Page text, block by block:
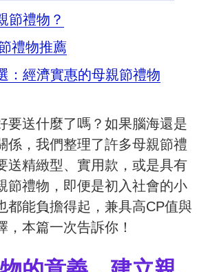
節禮物？
禮物推薦
：經濟實惠的母親節禮物
要送什麼了嗎？如果腦海還是
係，我們整理了許多母親節禮
送精緻型、實用款，或是具有
節禮物，即便是初入社會的小
都能負擔得起，兼具高CP值與
，本篇一次告訴你！